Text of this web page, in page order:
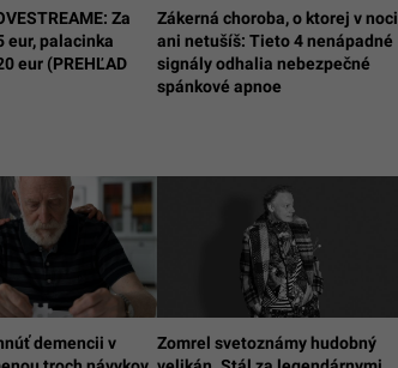
Za
eur, palacinka
eur (PREHĽAD
Zákerná choroba, o ktorej v noci
ani netušíš: Tieto 4 nenápadné
signály odhalia nebezpečné
spánkové apnoe
demencii v
Zomrel svetoznámy hudobný